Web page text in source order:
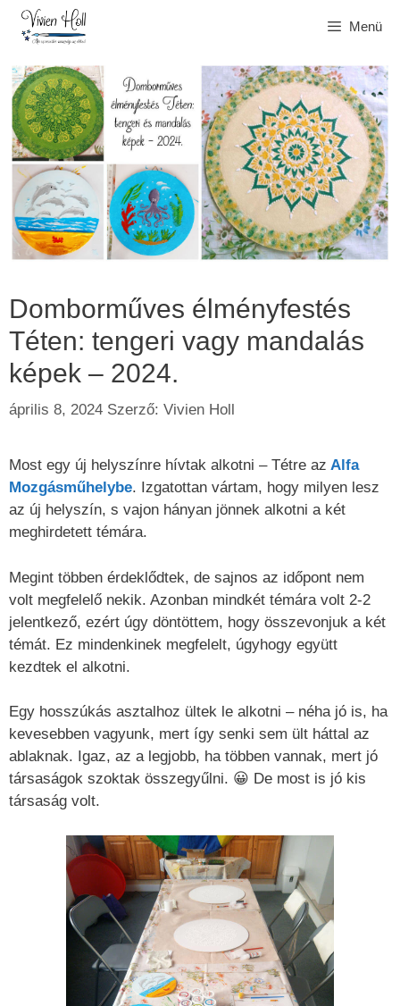
Kilépés
Menü
Domborműves élményfestés
Téten: tengeri vagy mandalás
képek – 2024.
április 8, 2024 Szerző: Vivien Holl
Most egy új helyszínre hívtak alkotni – Tétre az Alfa
Mozgásműhelybe. Izgatottan vártam, hogy milyen lesz
az új helyszín, s vajon hányan jönnek alkotni a két
meghirdetett témára.
Megint többen érdeklődtek, de sajnos az időpont nem
volt megfelelő nekik. Azonban mindkét témára volt 2-2
jelentkező, ezért úgy döntöttem, hogy összevonjuk a két
témát. Ez mindenkinek megfelelt, úgyhogy együtt
kezdtek el alkotni.
Egy hosszúkás asztalhoz ültek le alkotni – néha jó is, ha
kevesebben vagyunk, mert így senki sem ült háttal az
ablaknak. Igaz, az a legjobb, ha többen vannak, mert jó
társaságok szoktak összegyűlni. 😀 De most is jó kis
társaság volt.